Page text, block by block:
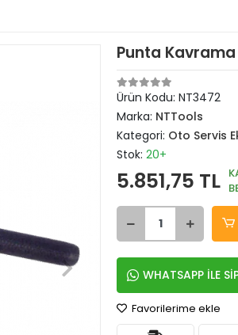
Punta
Ürün Kodu: NT3472
Marka: NTTools
Kategori: Oto Servis
Stok: 20+
5.851,75 TL
WHATSAPP İLE
Favorilerime ekle